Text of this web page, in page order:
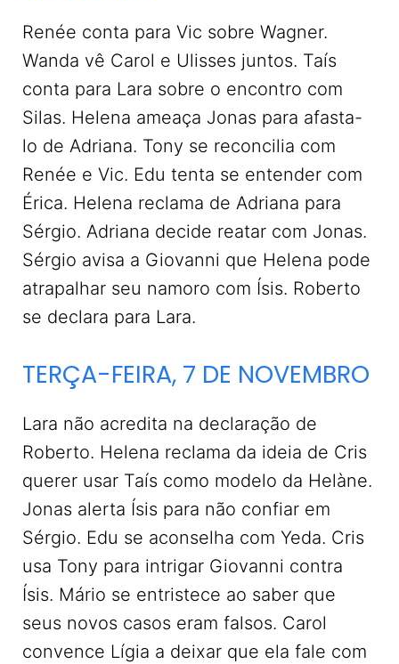
Renée conta para Vic sobre Wagner.
Wanda vê Carol e Ulisses juntos. Taís
conta para Lara sobre o encontro com
Silas. Helena ameaça Jonas para afasta-
lo de Adriana. Tony se reconcilia com
Renée e Vic. Edu tenta se entender com
Érica. Helena reclama de Adriana para
Sérgio. Adriana decide reatar com Jonas.
Sérgio avisa a Giovanni que Helena pode
atrapalhar seu namoro com Ísis. Roberto
se declara para Lara.
TERÇA-FEIRA, 7 DE NOVEMBRO
Lara não acredita na declaração de
Roberto. Helena reclama da ideia de Cris
querer usar Taís como modelo da Helàne.
Jonas alerta Ísis para não confiar em
Sérgio. Edu se aconselha com Yeda. Cris
usa Tony para intrigar Giovanni contra
Ísis. Mário se entristece ao saber que
seus novos casos eram falsos. Carol
convence Lígia a deixar que ela fale com